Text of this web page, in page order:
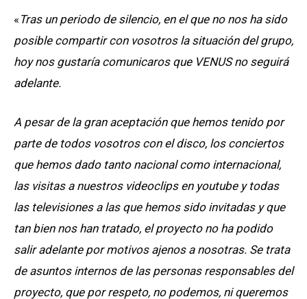
« Tras un periodo de silencio, en el que no nos ha sido
posible compartir con vosotros la situación del grupo,
hoy nos gustaría comunicaros que VENUS no seguirá
adelante.
A pesar de la gran aceptación que hemos tenido por
parte de todos vosotros con el disco, los conciertos
que hemos dado tanto nacional como internacional,
las visitas a nuestros videoclips en youtube y todas
las televisiones a las que hemos sido invitadas y que
tan bien nos han tratado, el proyecto no ha podido
salir adelante por motivos ajenos a nosotras. Se trata
de asuntos internos de las personas responsables del
proyecto, que por respeto, no podemos, ni queremos